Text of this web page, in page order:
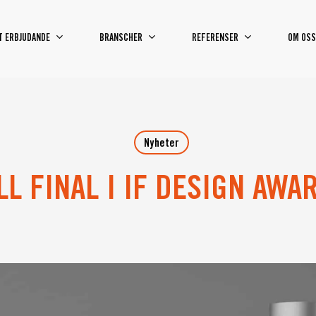
ERBJUDANDE BRANSCHER REFERENSER OM OSS
Nyheter
FINAL I IF DESIGN